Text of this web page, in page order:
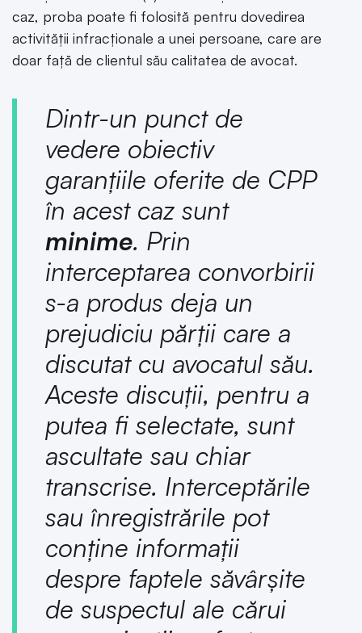
caz, proba poate fi folosită pentru dovedirea
activității infracționale a unei persoane, care are
doar față de clientul său calitatea de avocat.
Dintr-un punct de
vedere obiectiv
garanțiile oferite de CPP
în acest caz sunt
minime. Prin
interceptarea convorbirii
s-a produs deja un
prejudiciu părții care a
discutat cu avocatul său.
Aceste discuții, pentru a
putea fi selectate, sunt
ascultate sau chiar
transcrise. Interceptările
sau înregistrările pot
conține informații
despre faptele săvârșite
de suspectul ale cărui